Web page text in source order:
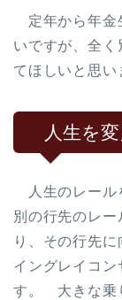
定年から年金
いですが、全く
てほしいと思
人生を変
人生のレール
別の行先のレー
り、その行先
イングレイコ
す。 大きな乗